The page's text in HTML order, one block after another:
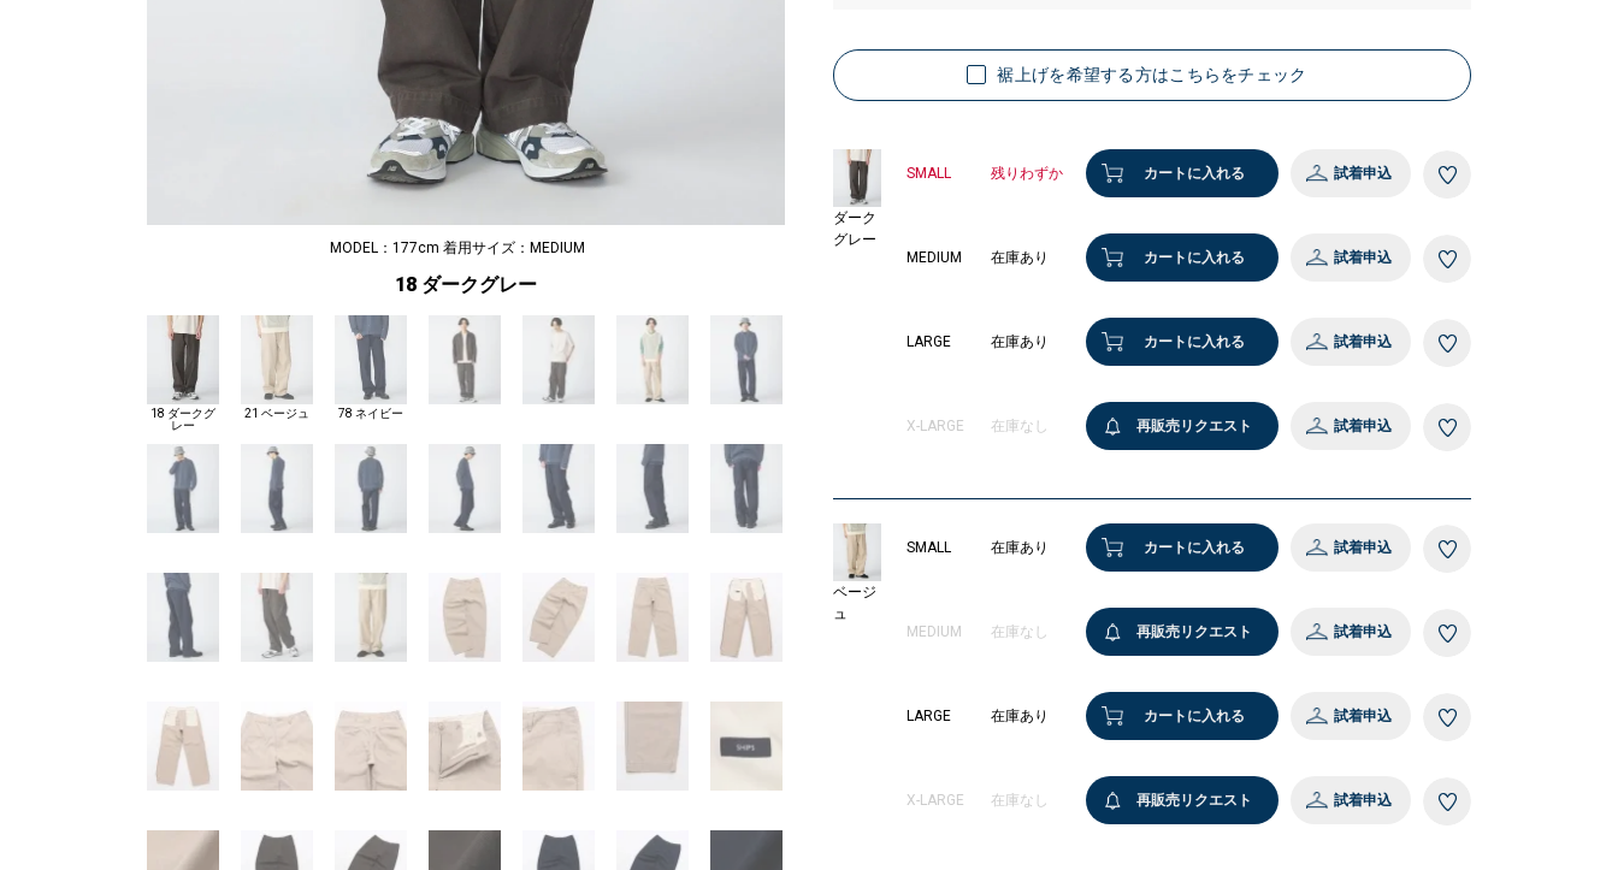
MODEL：177cm 着用サイズ：MEDIUM
18 ダークグレー
MODEL：177cm 着用サイズ：LARGE
21 ベージュ
18 ダークグ
レー
21 ベージュ 78 ネイビー
裾上げを希望する方はこちらをチェック
ダーク
グレー
SMALL 残りわずか カートに入れる 試着申込
MEDIUM 在庫あり カートに入れる 試着申込
LARGE 在庫あり カートに入れる 試着申込
X-LARGE 在庫なし 再販売リクエスト 試着申込
ベージ
ュ
SMALL 在庫あり カートに入れる 試着申込
MEDIUM 在庫なし 再販売リクエスト 試着申込
LARGE 在庫あり カートに入れる 試着申込
X-LARGE 在庫なし 再販売リクエスト 試着申込